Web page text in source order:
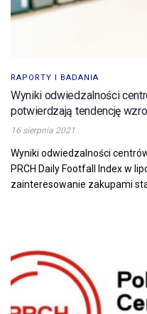
RAPORTY I BADANIA
Wyniki odwiedzalności
potwierdzają tendencję
16 sierpnia 2021
Wyniki odwiedzalności
PRCH Daily Footfall Index w
zainteresowanie zakupami